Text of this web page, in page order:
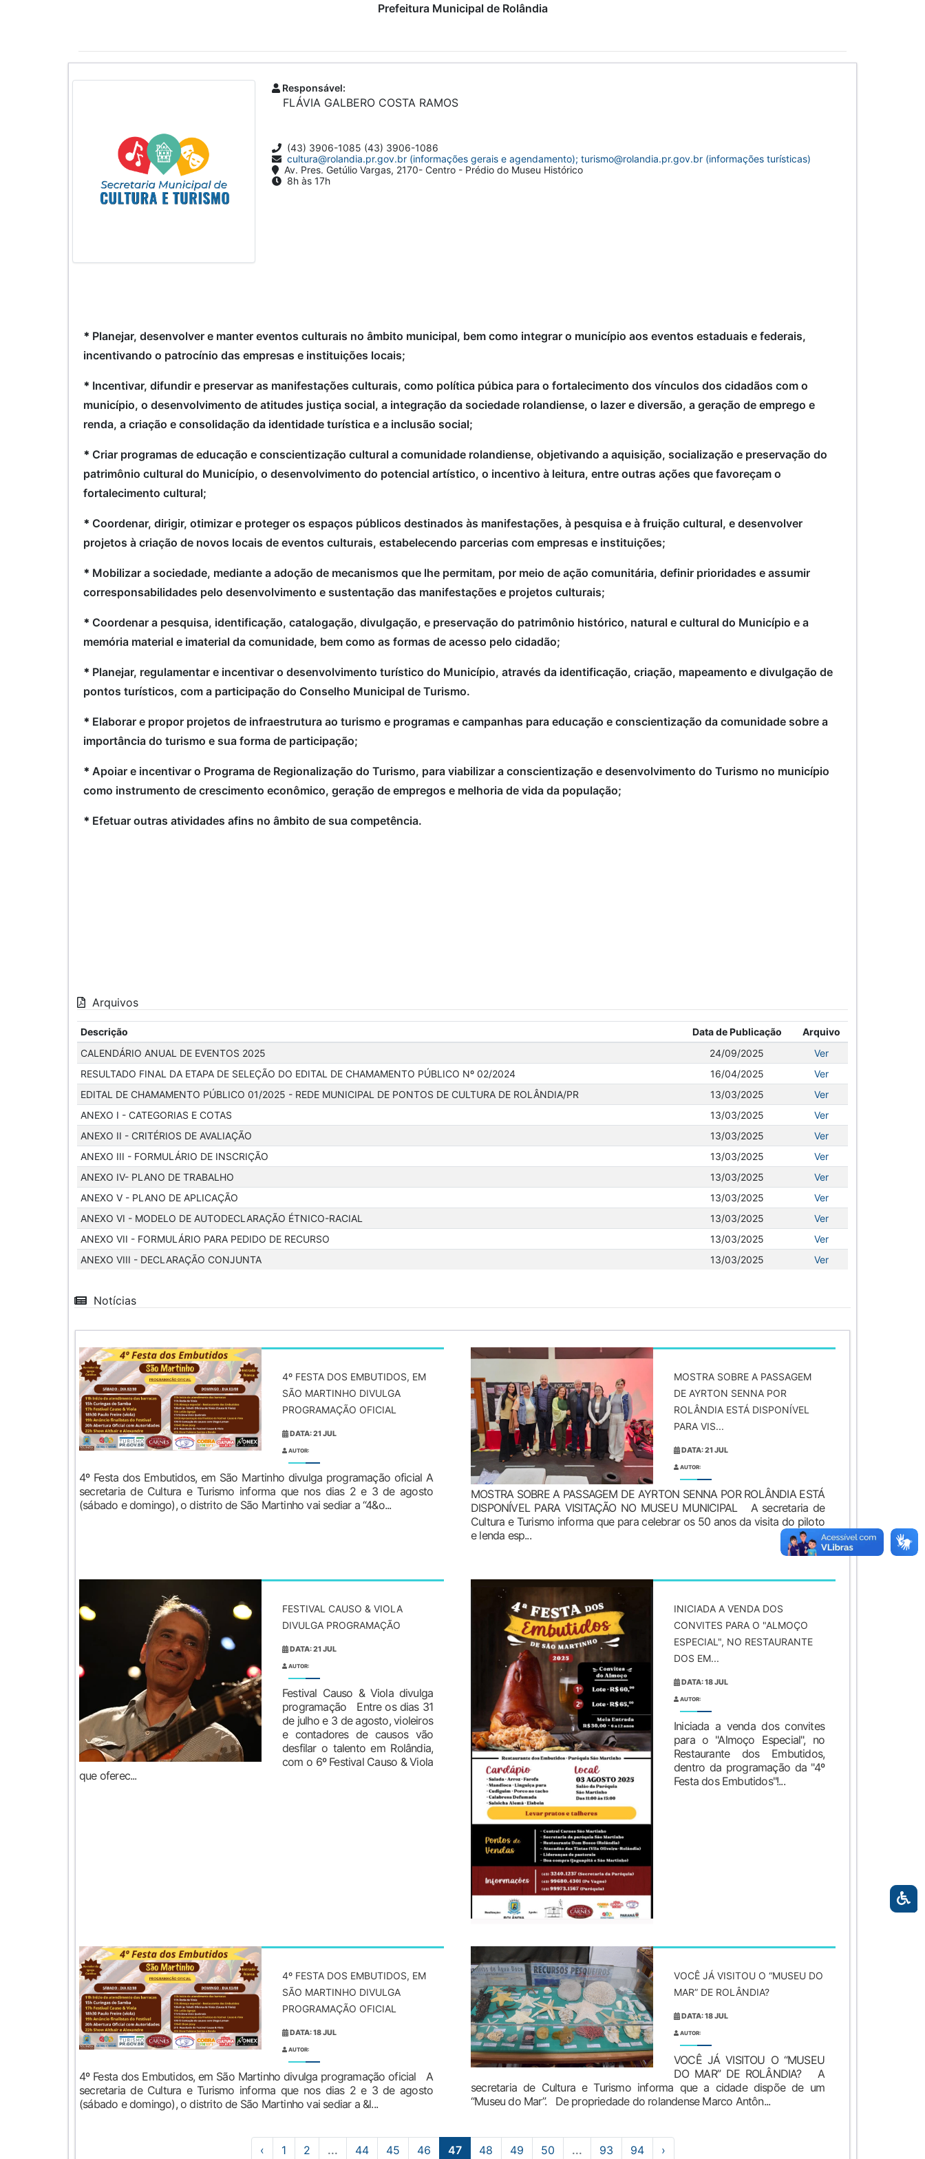
Prefeitura Municipal de Rolândia
Responsável:
FLÁVIA GALBERO COSTA RAMOS
(43) 3906-1085 (43) 3906-1086
cultura@rolandia.pr.gov.br (informações gerais e agendamento); turismo@rolandia.pr.gov.br (informações turísticas)
Av. Pres. Getúlio Vargas, 2170- Centro - Prédio do Museu Histórico
8h às 17h
* Planejar, desenvolver e manter eventos culturais no âmbito municipal, bem como integrar o município aos eventos estaduais e federais,
incentivando o patrocínio das empresas e instituições locais;
* Incentivar, difundir e preservar as manifestações culturais, como política púbica para o fortalecimento dos vínculos dos cidadãos com o
município, o desenvolvimento de atitudes justiça social, a integração da sociedade rolandiense, o lazer e diversão, a geração de emprego e
renda, a criação e consolidação da identidade turística e a inclusão social;
* Criar programas de educação e conscientização cultural a comunidade rolandiense, objetivando a aquisição, socialização e preservação do
patrimônio cultural do Município, o desenvolvimento do potencial artístico, o incentivo à leitura, entre outras ações que favoreçam o
fortalecimento cultural;
* Coordenar, dirigir, otimizar e proteger os espaços públicos destinados às manifestações, à pesquisa e à fruição cultural, e desenvolver
projetos à criação de novos locais de eventos culturais, estabelecendo parcerias com empresas e instituições;
* Mobilizar a sociedade, mediante a adoção de mecanismos que lhe permitam, por meio de ação comunitária, definir prioridades e assumir
corresponsabilidades pelo desenvolvimento e sustentação das manifestações e projetos culturais;
* Coordenar a pesquisa, identificação, catalogação, divulgação, e preservação do patrimônio histórico, natural e cultural do Município e a
memória material e imaterial da comunidade, bem como as formas de acesso pelo cidadão;
* Planejar, regulamentar e incentivar o desenvolvimento turístico do Município, através da identificação, criação, mapeamento e divulgação de
pontos turísticos, com a participação do Conselho Municipal de Turismo.
* Elaborar e propor projetos de infraestrutura ao turismo e programas e campanhas para educação e conscientização da comunidade sobre a
importância do turismo e sua forma de participação;
* Apoiar e incentivar o Programa de Regionalização do Turismo, para viabilizar a conscientização e desenvolvimento do Turismo no município
como instrumento de crescimento econômico, geração de empregos e melhoria de vida da população;
* Efetuar outras atividades afins no âmbito de sua competência.
Arquivos
Descrição Data de Publicação
Arquivo
CALENDÁRIO ANUAL DE EVENTOS 2025
24/09/2025
Ver
RESULTADO FINAL DA ETAPA DE SELEÇÃO DO EDITAL DE CHAMAMENTO PÚBLICO Nº 02/2024
16/04/2025
Ver
EDITAL DE CHAMAMENTO PÚBLICO 01/2025 - REDE MUNICIPAL DE PONTOS DE CULTURA DE ROLÂNDIA/PR
13/03/2025
Ver
ANEXO I - CATEGORIAS E COTAS
13/03/2025
Ver
ANEXO II - CRITÉRIOS DE AVALIAÇÃO
13/03/2025
Ver
ANEXO III - FORMULÁRIO DE INSCRIÇÃO
13/03/2025
Ver
ANEXO IV- PLANO DE TRABALHO
13/03/2025
Ver
ANEXO V - PLANO DE APLICAÇÃO
13/03/2025
Ver
ANEXO VI - MODELO DE AUTODECLARAÇÃO ÉTNICO-RACIAL
13/03/2025
Ver
ANEXO VII - FORMULÁRIO PARA PEDIDO DE RECURSO
13/03/2025
Ver
ANEXO VIII - DECLARAÇÃO CONJUNTA
13/03/2025 Ver
Notícias
4º FESTA DOS EMBUTIDOS, EM
SÃO MARTINHO DIVULGA
PROGRAMAÇÃO OFICIAL
DATA: 21 JUL
AUTOR:
4º Festa dos Embutidos, em São Martinho divulga programação oficial A
secretaria de Cultura e Turismo informa que nos dias 2 e 3 de agosto
(sábado e domingo), o distrito de São Martinho vai sediar a “4&o...
MOSTRA SOBRE A PASSAGEM
DE AYRTON SENNA POR
ROLÂNDIA ESTÁ DISPONÍVEL
PARA VIS...
DATA: 21 JUL
AUTOR:
MOSTRA SOBRE A PASSAGEM DE AYRTON SENNA POR ROLÂNDIA ESTÁ
DISPONÍVEL PARA VISITAÇÃO NO MUSEU MUNICIPAL A secretaria de
Cultura e Turismo informa que para celebrar os 50 anos da visita do piloto
e lenda esp...
FESTIVAL CAUSO & VIOLA
DIVULGA PROGRAMAÇÃO
DATA: 21 JUL
AUTOR:
Festival Causo & Viola divulga
programação Entre os dias 31
de julho e 3 de agosto, violeiros
e contadores de causos vão
desfilar o talento em Rolândia,
com o 6º Festival Causo & Viola
que oferec...
INICIADA A VENDA DOS
CONVITES PARA O "ALMOÇO
ESPECIAL", NO RESTAURANTE
DOS EM...
DATA: 18 JUL
AUTOR:
Iniciada a venda dos convites
para o "Almoço Especial", no
Restaurante dos Embutidos,
dentro da programação da "4º
Festa dos Embutidos"!...
4º FESTA DOS EMBUTIDOS, EM
SÃO MARTINHO DIVULGA
PROGRAMAÇÃO OFICIAL
DATA: 18 JUL
AUTOR:
4º Festa dos Embutidos, em São Martinho divulga programação oficial A
secretaria de Cultura e Turismo informa que nos dias 2 e 3 de agosto
(sábado e domingo), o distrito de São Martinho vai sediar a &l...
VOCÊ JÁ VISITOU O “MUSEU DO
MAR” DE ROLÂNDIA?
DATA: 18 JUL
AUTOR:
VOCÊ JÁ VISITOU O “MUSEU
DO MAR” DE ROLÂNDIA? A
secretaria de Cultura e Turismo informa que a cidade dispõe de um
“Museu do Mar”. De propriedade do rolandense Marco Antôn...
‹ 1 2 ... 44 45 46 47 48 49 50 ... 93 94 ›